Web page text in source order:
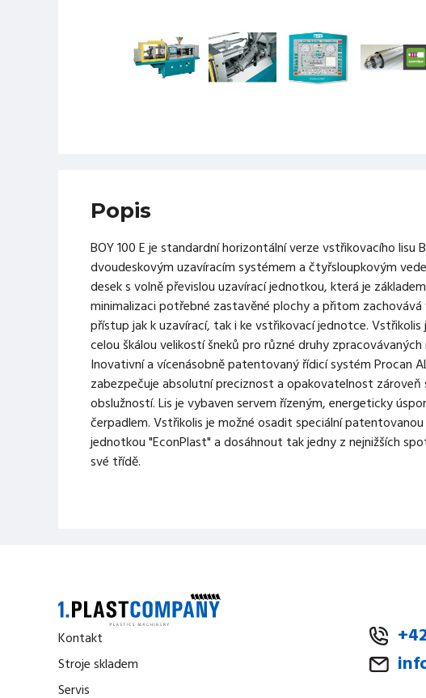
Popis
BOY 100 E je standardní horizontální verze vstřikovacího lisu
dvoudeskovým uzavíracím systémem a čtyřsloupkovým
desek s volně převislou uzavírací jednotkou, která je
minimalizaci potřebné zastavěné plochy a přitom
přístup jak k uzavírací, tak i ke vstřikovací jednotce.
celou škálou velikostí šneků pro různé druhy
Inovativní a vícenásobně patentovaný řídicí systém Procan
zabezpečuje absolutní preciznost a opakovatelnost zároveň
obslužností. Lis je vybaven servem řízeným, energeticky
čerpadlem. Vstřikolis je možné osadit speciální
jednotkou "EconPlast" a dosáhnout tak jedny z nejnižších
své třídě.
Kontakt
Stroje skladem
Servis